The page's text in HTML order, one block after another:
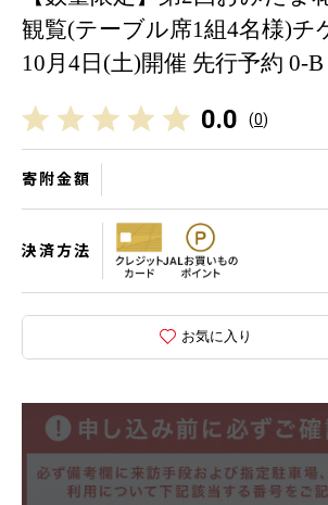
観覧(テーブル席1組4名様)チ
10月4日(土)開催 先行予約 0-B
0.0 (0)
寄附金額
決済方法
お気に入り